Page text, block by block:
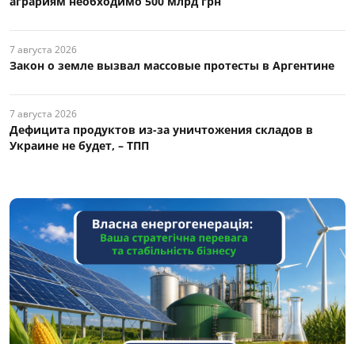
7 августа 2026
Закон о земле вызвал массовые протесты в Аргентине
7 августа 2026
Дефицита продуктов из-за уничтожения складов в
Украине не будет, – ТПП